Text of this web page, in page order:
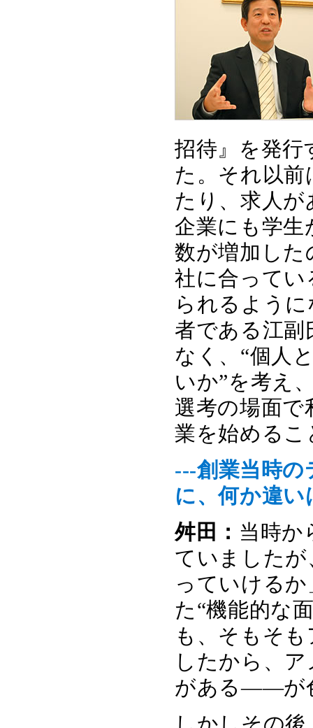
招待』を発
た。それ以
たり、求人
企業にも学生
数が増加した
社に合って
られるよう
者である江副
なく、“個人
いか”を考え
選考の場面
業を始める
---創業当時の
に、何か違
舛田： 当時か
ていました
っていける
た“機能的な
も、そもそ
したから、
がある――が